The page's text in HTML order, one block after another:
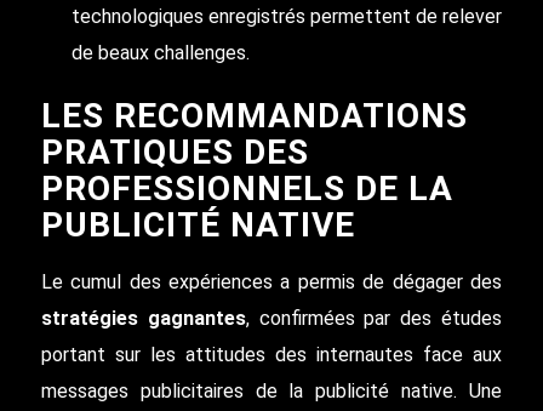
technologiques enregistrés permettent de relever
de beaux challenges.
LES RECOMMANDATIONS
PRATIQUES DES
PROFESSIONNELS DE LA
PUBLICITÉ NATIVE
Le cumul des expériences a permis de dégager des
stratégies gagnantes, confirmées par des études
portant sur les attitudes des internautes face aux
messages publicitaires de la publicité native. Une